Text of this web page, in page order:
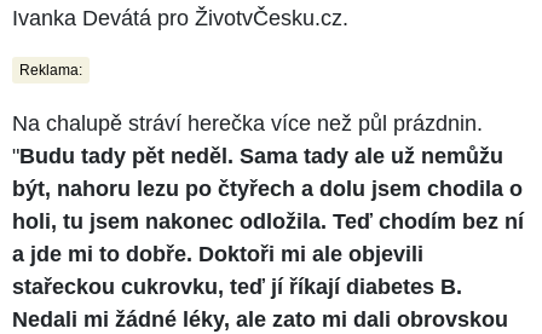
Ivanka Devátá pro ŽivotvČesku.cz.
Reklama:
Na chalupě stráví herečka více než půl prázdnin.
"Budu tady pět neděl. Sama tady ale už nemůžu
být, nahoru lezu po čtyřech a dolu jsem chodila o
holi, tu jsem nakonec odložila. Teď chodím bez ní
a jde mi to dobře. Doktoři mi ale objevili
stařeckou cukrovku, teď jí říkají diabetes B.
Nedali mi žádné léky, ale zato mi dali obrovskou